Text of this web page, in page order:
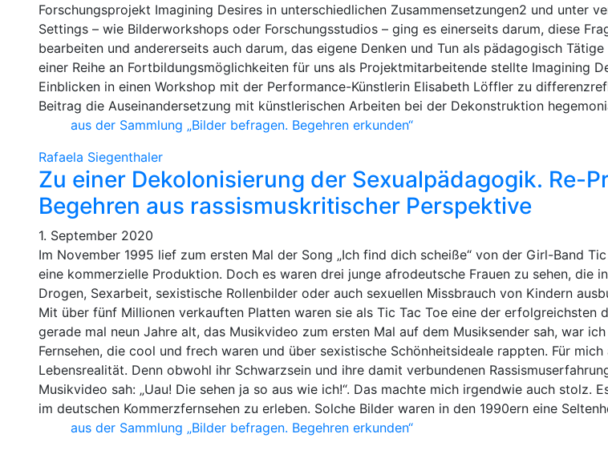
Forschungsprojekt Imagining Desires in unterschiedlichen Zusammensetzungen2 und unter
Settings – wie Bilderworkshops oder Forschungsstudios – ging es einerseits darum, diese
bearbeiten und andererseits auch darum, das eigene Denken und Tun als pädagogisch
einer Reihe an Fortbildungsmöglichkeiten für uns als Projektmitarbeitende stellte Imagining
Einblicken in einen Workshop mit der Performance-Künstlerin Elisabeth Löffler zu
Beitrag die Auseinandersetzung mit künstlerischen Arbeiten bei der Dekonstruktion
aus der Sammlung „Bilder befragen. Begehren erkunden“
Rafaela Siegenthaler
Zu einer Dekolonisierung der Sexualpädagogik. Re-
Begehren aus rassismuskritischer Perspektive
1. September 2020
Im November 1995 lief zum ersten Mal der Song „Ich find dich scheiße“ von der Girl-Band
eine kommerzielle Produktion. Doch es waren drei junge afrodeutsche Frauen zu sehen, die
Drogen, Sexarbeit, sexistische Rollenbilder oder auch sexuellen Missbrauch von Kindern
Mit über fünf Millionen verkauften Platten waren sie als Tic Tac Toe eine der erfolgreichsten
gerade mal neun Jahre alt, das Musikvideo zum ersten Mal auf dem Musiksender sah, war
Fernsehen, die cool und frech waren und über sexistische Schönheitsideale rappten. Für
Lebensrealität. Denn obwohl ihr Schwarzsein und ihre damit verbundenen
Musikvideo sah: „Uau! Die sehen ja so aus wie ich!“. Das machte mich irgendwie auch
im deutschen Kommerzfernsehen zu erleben. Solche Bilder waren in den 1990ern eine
aus der Sammlung „Bilder befragen. Begehren erkunden“